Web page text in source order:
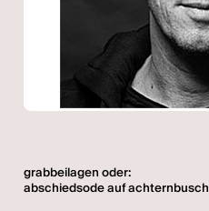
grabbeilagen oder:
abschiedsode auf achternbusch